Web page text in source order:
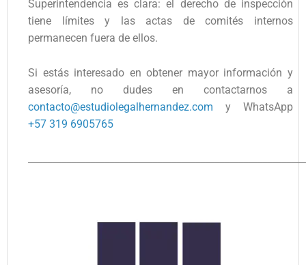
Superintendencia es clara: el derecho de inspección
tiene límites y las actas de comités internos
permanecen fuera de ellos.
Si estás interesado en obtener mayor información y
asesoría, no dudes en contactarnos a
contacto@estudiolegalhernandez.com y WhatsApp
+57 319 6905765